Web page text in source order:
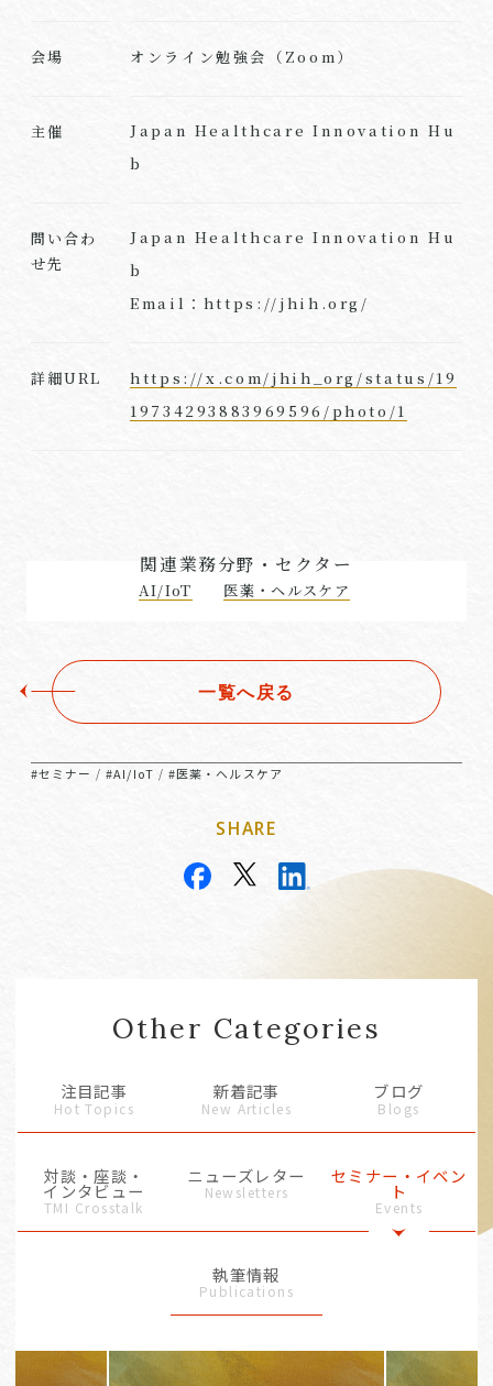
会場 オンライン勉強会（Zoom）
主催
Japan Healthcare Innovation Hu
b
問い合わ
せ先
Japan Healthcare Innovation Hu
b
Email：https://jhih.org/
詳細URL
https://x.com/jhih_org/status/19
19734293883969596/photo/1
関連業務分野・セクター
AI/IoT 医薬・ヘルスケア
一覧へ戻る
#セミナー /#AI/IoT /#医薬・ヘルスケア
SHARE
Other Categories
注目記事
Hot Topics
新着記事
New Articles
ブログ
Blogs
対談・座談・
インタビュー
TMI Crosstalk
ニューズレター
Newsletters
セミナー・イベン
ト
Events
執筆情報
Publications